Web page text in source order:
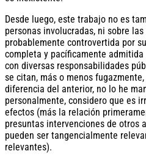
Desde luego, este trabajo no es
personas involucradas, ni sobre
probablemente controvertida por
completa y pacíficamente
con diversas responsabilidades
se citan, más o menos
diferencia del anterior, no lo he
personalmente, considero que es
efectos (más la relación
presuntas intervenciones de otros
pueden ser tangencialmente
relevantes).